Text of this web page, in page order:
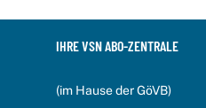
IHRE VSN ABO-ZENTRALE
(im Hause der GöVB)